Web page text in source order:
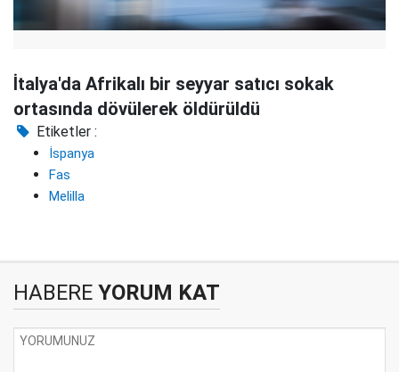
İtalya'da Afrikalı bir seyyar satıcı sokak
ortasında dövülerek öldürüldü
Etiketler :
İspanya
Fas
Melilla
HABERE YORUM KAT